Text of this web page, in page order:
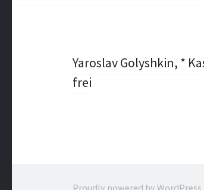
Post
navigation
Yaroslav Golyshkin, *
frei
Proudly powered by WordPress